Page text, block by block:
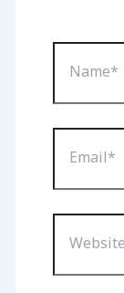
Name*
Email*